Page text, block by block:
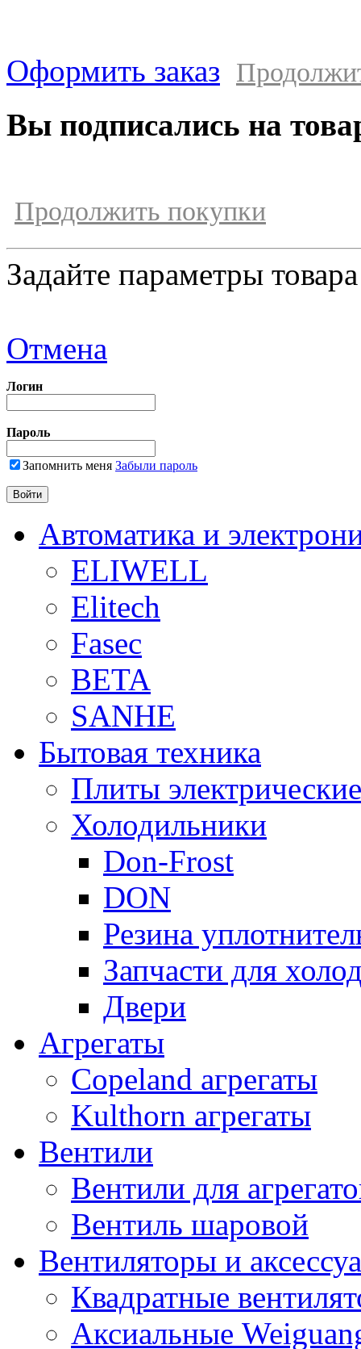
Оформить заказ
Вы подписались на
Продолжить покупки
Задайте параметры товара
Отмена
Логин
Пароль
Запомнить меня Забыли пароль
Автоматика и
ELIWELL
Elitech
Fasec
BETA
SANHE
Бытовая техника
Плиты электрические
Холодильники
Don-Frost
DON
Резина
Запчасти для
Двери
Агрегаты
Copeland агрегаты
Kulthorn агрегаты
Вентили
Вентили для
Вентиль шаровой
Вентиляторы и
Квадратные
Аксиальные